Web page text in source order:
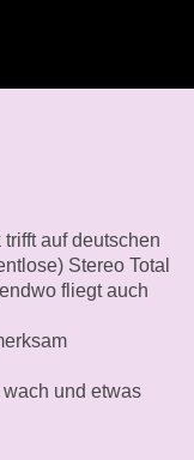
auf deutschen
Stereo Total
fliegt auch
und etwas